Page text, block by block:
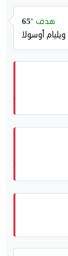
65' هدف
ويليام أوسولا